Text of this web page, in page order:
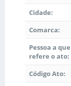
Cidade:
Comarca:
Pessoa a
refere o ato:
Código Ato: